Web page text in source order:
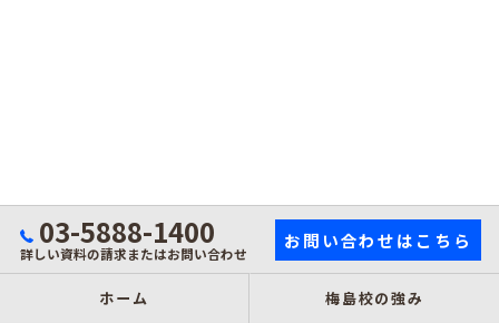
03-5888-1400
詳しい資料の請求またはお問い合わせ
お問い合わせはこちら
ホーム 梅島校の強み